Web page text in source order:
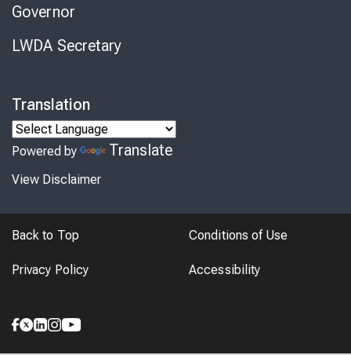
Governor
LWDA Secretary
Translation
Powered by Translate
View Disclaimer
Back to Top Conditions of Use
Privacy Policy Accessibility